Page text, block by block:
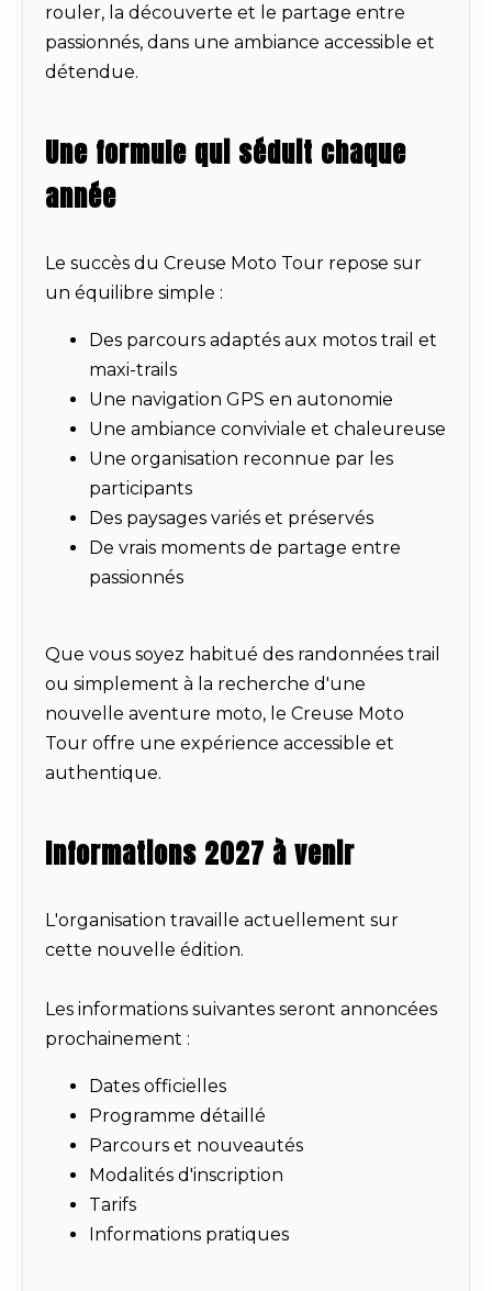
rouler, la découverte et le partage entre
passionnés, dans une ambiance accessible et
détendue.
Une formule qui séduit chaque
année
Le succès du Creuse Moto Tour repose sur
un équilibre simple :
Des parcours adaptés aux motos trail et
maxi-trails
Une navigation GPS en autonomie
Une ambiance conviviale et chaleureuse
Une organisation reconnue par les
participants
Des paysages variés et préservés
De vrais moments de partage entre
passionnés
Que vous soyez habitué des randonnées trail
ou simplement à la recherche d'une
nouvelle aventure moto, le Creuse Moto
Tour offre une expérience accessible et
authentique.
Informations 2027 à venir
L'organisation travaille actuellement sur
cette nouvelle édition.
Les informations suivantes seront annoncées
prochainement :
Dates officielles
Programme détaillé
Parcours et nouveautés
Modalités d'inscription
Tarifs
Informations pratiques